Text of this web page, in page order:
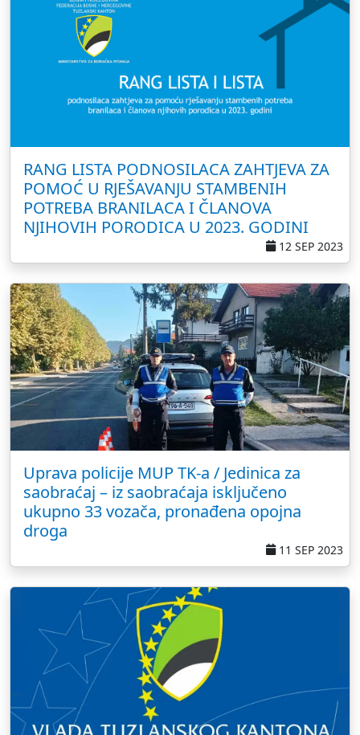
RANG LISTA PODNOSILACA ZAHTJEVA ZA
POMOĆ U RJEŠAVANJU STAMBENIH
POTREBA BRANILACA I ČLANOVA
NJIHOVIH PORODICA U 2023. GODINI
12 SEP 2023
Uprava policije MUP TK-a / Jedinica za
saobraćaj – iz saobraćaja isključeno
ukupno 33 vozača, pronađena opojna
droga
11 SEP 2023